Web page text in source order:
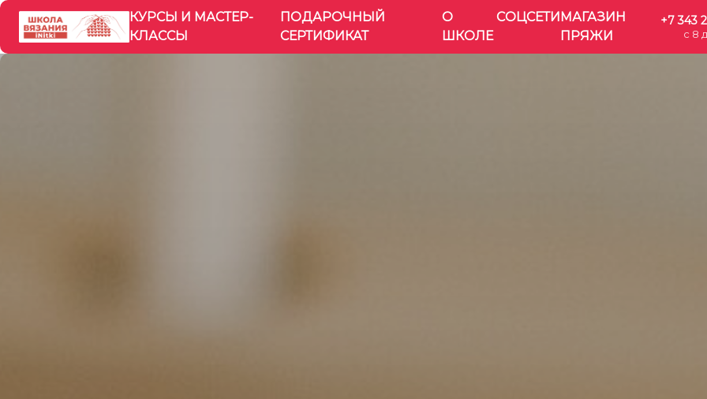
КУРСЫ И МАСТЕР-
КЛАССЫ
ПОДАРОЧНЫЙ
СЕРТИФИКАТ
О
ШКОЛЕ
СОЦСЕТИМАГАЗИН
ПРЯЖИ
+7 343
с 8